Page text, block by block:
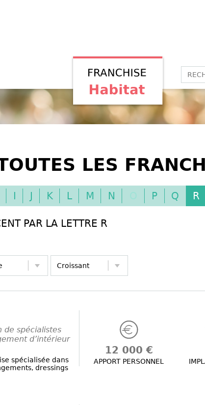
LES
I J K L M N O P Q R
PAR LA LETTRE R
de spécialistes
d’intérieur
spécialisée dans
dressings
12 000 €
APPORT PERSONNEL